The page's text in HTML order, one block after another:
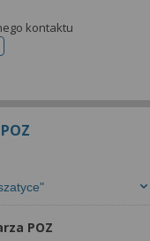
kontaktu
rejestracji
POZ